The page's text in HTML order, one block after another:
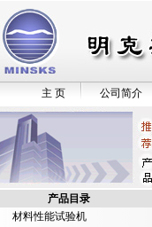
主 页 公司简介
产品目录
材料性能试验机